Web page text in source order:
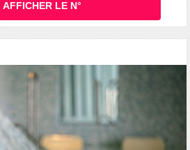
AFFICHER LE N°